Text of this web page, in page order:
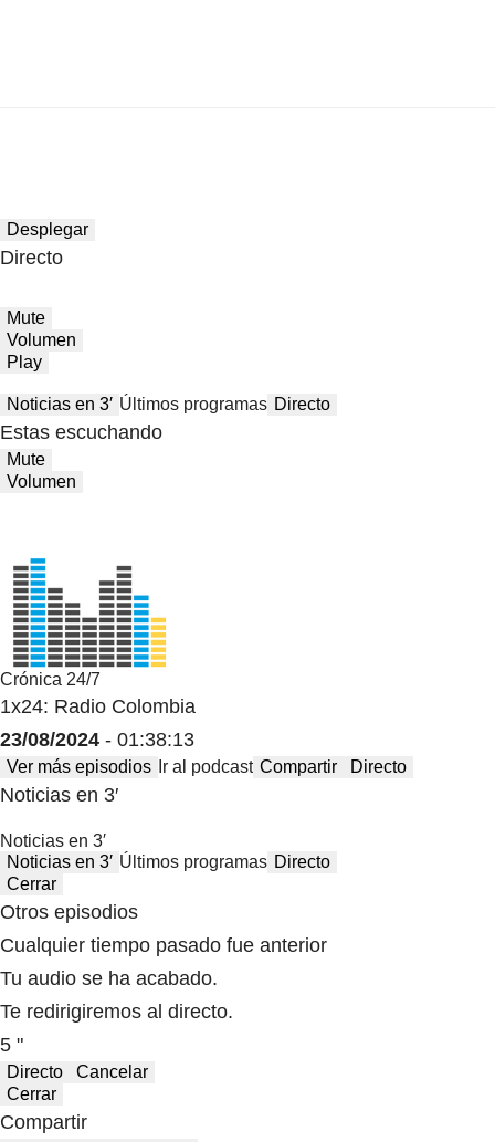
Desplegar
Directo
Mute
Volumen
Play
Noticias en 3′ Últimos programas Directo
Estas escuchando
Mute
Volumen
Crónica 24/7
1x24: Radio Colombia
23/08/2024 - 01:38:13
Ver más episodios Ir al podcast Compartir Directo
Noticias en 3′
Noticias en 3′
Noticias en 3′ Últimos programas Directo
Cerrar
Otros episodios
Cualquier tiempo pasado fue anterior
Tu audio se ha acabado.
Te redirigiremos al directo.
5 "
Directo
Cancelar
Cerrar
Compartir